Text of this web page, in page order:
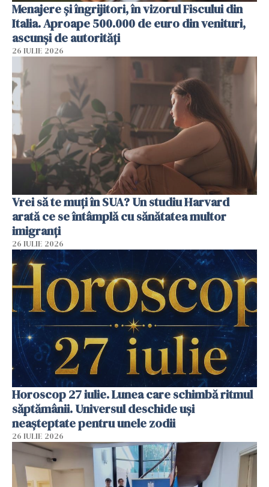
Menajere și îngrijitori, în vizorul Fiscului din
Italia. Aproape 500.000 de euro din venituri,
ascunși de autorități
26 IULIE 2026
Vrei să te muți în SUA? Un studiu Harvard
arată ce se întâmplă cu sănătatea multor
imigranți
26 IULIE 2026
Horoscop 27 iulie. Lunea care schimbă ritmul
săptămânii. Universul deschide uși
neașteptate pentru unele zodii
26 IULIE 2026